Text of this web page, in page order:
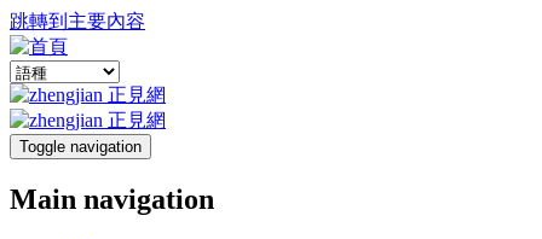
跳轉到主要內容
Toggle navigation
Main navigation